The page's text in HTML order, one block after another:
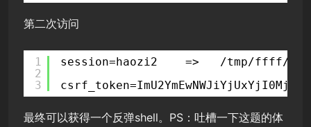
第二次访问
1
2
3
session=haozi2    =>   /tmp/ffff/
最终可以获得一个反弹shell。PS：吐槽一下这题的体